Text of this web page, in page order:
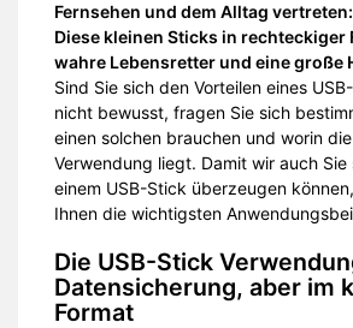
Fernsehen und dem Alltag
Diese kleinen Sticks in rechteckiger
wahre Lebensretter und eine große
Sind Sie sich den Vorteilen eines
nicht bewusst, fragen Sie sich
einen solchen brauchen und worin
Verwendung liegt. Damit wir auch Sie
einem USB-Stick überzeugen
Ihnen die wichtigsten
Die USB-Stick
Datensicherung, aber im
Format